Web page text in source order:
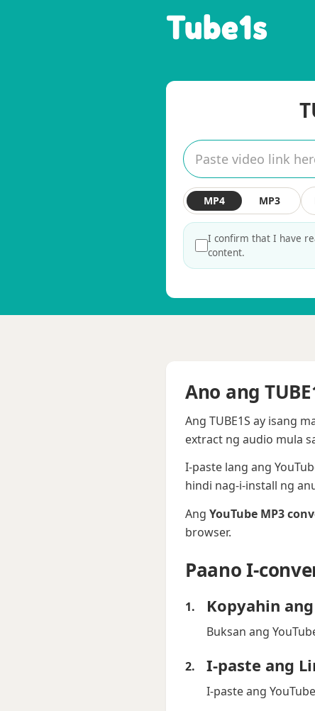
Tube1s
MP4 MP3
I confirm that I have
content.
Ano ang
Ang TUBE1S ay isang
extract ng audio mula
I-paste lang ang
hindi nag-i-install ng
Ang YouTube MP3
browser.
Paano I-
Kopyahin
Buksan ang
I-paste ang
I-paste ang